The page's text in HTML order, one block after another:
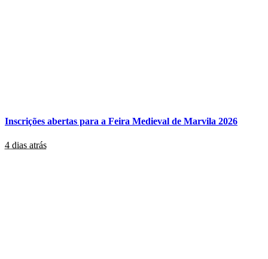
Inscrições abertas para a Feira Medieval de Marvila 2026
4 dias atrás